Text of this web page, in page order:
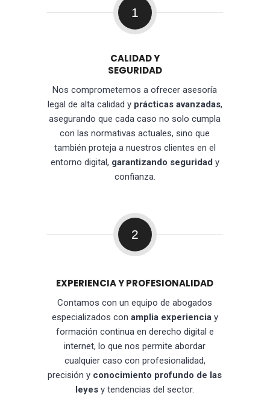
1
CALIDAD Y
SEGURIDAD
Nos comprometemos a ofrecer asesoría
legal de alta calidad y prácticas avanzadas,
asegurando que cada caso no solo cumpla
con las normativas actuales, sino que
también proteja a nuestros clientes en el
entorno digital, garantizando seguridad y
confianza.
2
EXPERIENCIA Y PROFESIONALIDAD
Contamos con un equipo de abogados
especializados con amplia experienciay
formación continua en derecho digital e
internet, lo que nos permite abordar
cualquier caso con profesionalidad,
precisión y conocimiento profundo de las
leyes y tendencias del sector.